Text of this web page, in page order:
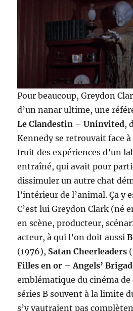
Pour beaucoup, Greydon
d’un nanar ultime, une
Le Clandestin – Uninvited,
Kennedy se retrouvait face
fruit des expériences d’un
entraîné, qui avait pour
dissimuler un autre chat
l’intérieur de l’animal. Ça y
C’est lui Greydon Clark (né
en scène, producteur,
acteur, à qui l’on doit aussi
(1976), Satan Cheerleaders
Filles en or – Angels’
emblématique du cinéma
séries B souvent à la limite
s’y vautraient pas